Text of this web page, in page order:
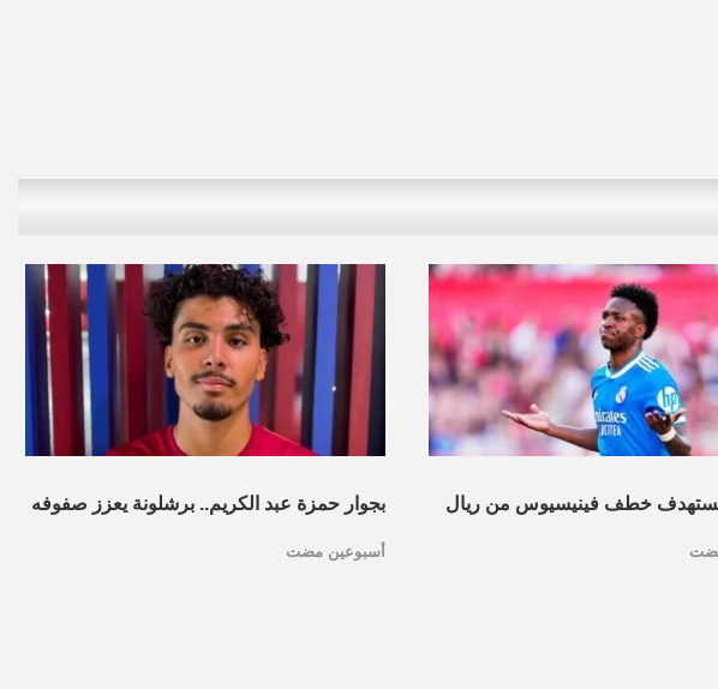
يستهدف خطف فينيسيوس من ريال بجوار حمزة عبد الكريم.. برشلونة يعزز صفوفه
أسبوعين مضت